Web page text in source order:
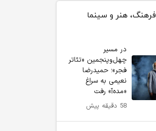
فرهنگ، هنر و سینما
در مسیر
چهل‌وپنجمین «تئاتر
فجر»؛ حمیدرضا
نعیمی به سراغ
«مده‌آ» رفت
58 دقیقه پیش